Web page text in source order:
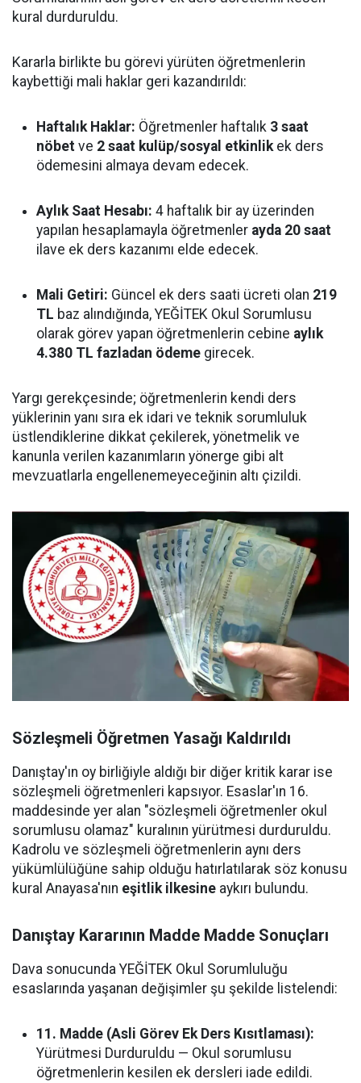
kural durduruldu.
Kararla birlikte bu görevi yürüten öğretmenlerin
kaybettiği mali haklar geri kazandırıldı:
Haftalık Haklar: Öğretmenler haftalık 3 saat
nöbet ve 2 saat kulüp/sosyal etkinlikek ders
ödemesini almaya devam edecek.
Aylık Saat Hesabı: 4 haftalık bir ay üzerinden
yapılan hesaplamayla öğretmenler ayda 20 saat
ilave ek ders kazanımı elde edecek.
Mali Getiri: Güncel ek ders saati ücreti olan 219
TL baz alındığında, YEĞİTEK Okul Sorumlusu
olarak görev yapan öğretmenlerin cebine aylık
4.380 TL fazladan ödeme girecek.
Yargı gerekçesinde; öğretmenlerin kendi ders
yüklerinin yanı sıra ek idari ve teknik sorumluluk
üstlendiklerine dikkat çekilerek, yönetmelik ve
kanunla verilen kazanımların yönerge gibi alt
mevzuatlarla engellenemeyeceğinin altı çizildi.
Sözleşmeli Öğretmen Yasağı Kaldırıldı
Danıştay'ın oy birliğiyle aldığı bir diğer kritik karar ise
sözleşmeli öğretmenleri kapsıyor. Esaslar'ın 16.
maddesinde yer alan "sözleşmeli öğretmenler okul
sorumlusu olamaz" kuralının yürütmesi durduruldu.
Kadrolu ve sözleşmeli öğretmenlerin aynı ders
yükümlülüğüne sahip olduğu hatırlatılarak söz konusu
kural Anayasa'nın eşitlik ilkesine aykırı bulundu.
Danıştay Kararının Madde Madde Sonuçları
Dava sonucunda YEĞİTEK Okul Sorumluluğu
esaslarında yaşanan değişimler şu şekilde listelendi:
11. Madde (Asli Görev Ek Ders Kısıtlaması):
Yürütmesi Durduruldu — Okul sorumlusu
öğretmenlerin kesilen ek dersleri iade edildi.